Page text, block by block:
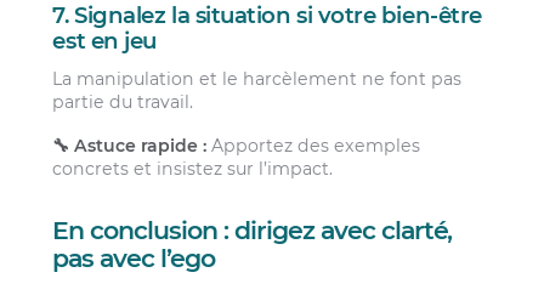
7. Signalez la situation si votre bien-être
est en jeu
La manipulation et le harcèlement ne font pas
partie du travail.
🔧 Astuce rapide : Apportez des exemples
concrets et insistez sur l’impact.
En conclusion : dirigez avec clarté,
pas avec l’ego